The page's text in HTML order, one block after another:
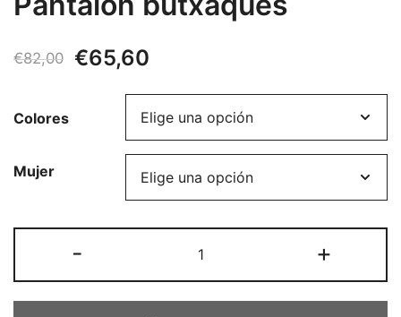
€82,00 El
precio
original
€82,00.
€65,60
precio
actual
€65,60.
Colores
Mujer
-
butxaques
cantidad
+